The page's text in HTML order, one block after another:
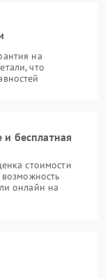
на
что
бесплатная
стоимости
онлайн на